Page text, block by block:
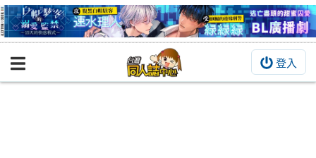
登入
BOOKY書集倉庫